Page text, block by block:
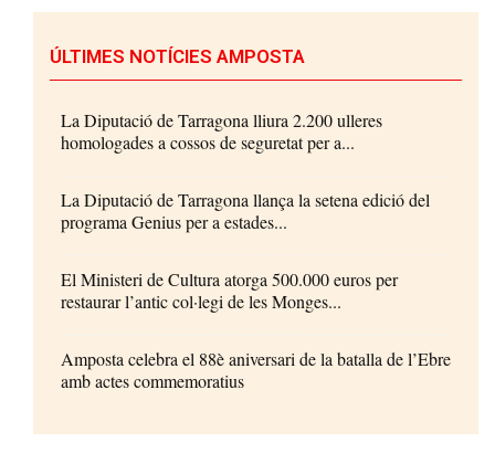
ÚLTIMES NOTÍCIES AMPOSTA
La Diputació de Tarragona lliura 2.200 ulleres
homologades a cossos de seguretat per a...
La Diputació de Tarragona llança la setena edició del
programa Genius per a estades...
El Ministeri de Cultura atorga 500.000 euros per
restaurar l’antic col·legi de les Monges...
Amposta celebra el 88è aniversari de la batalla de l’Ebre
amb actes commemoratius